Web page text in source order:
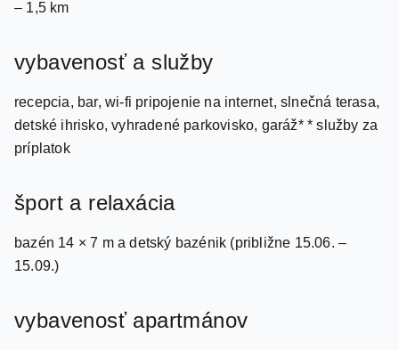
– 1,5 km
vybavenosť a služby
recepcia, bar, wi-fi pripojenie na internet, slnečná terasa,
detské ihrisko, vyhradené parkovisko, garáž* * služby za
príplatok
šport a relaxácia
bazén 14 × 7 m a detský bazénik (približne 15.06. –
15.09.)
vybavenosť apartmánov